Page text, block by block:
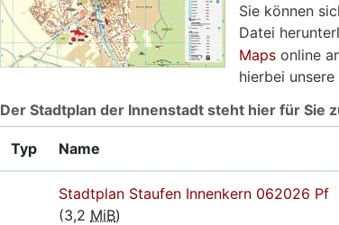
Sie können
Datei
Maps online
hierbei unsere
Der Stadtplan der Innenstadt steht hier für Sie
Typ Name
Stadtplan Staufen Innenkern 062026 Pf
(3,2 MiB)